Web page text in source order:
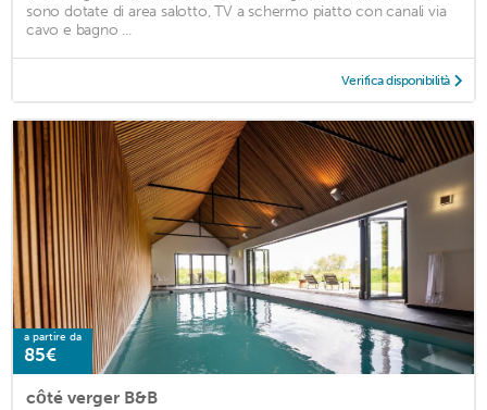
sono dotate di area salotto, TV a schermo piatto con canali via
cavo e bagno ...
Verifica disponibilità
a partire da
85€
côté verger B&B